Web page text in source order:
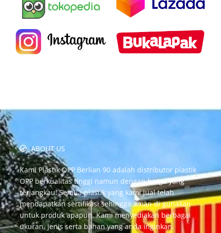
ABOUT US
Kami Plastik OPP Berlian 90 adalah distributor plastik
OPP berkualitas tinggi namun dengan harga yang
terjangkau. Semua plastik yang kami jual telah
mendapatkan sertifikasi sehingga aman di gunakan
untuk produk apapun. Kami menyediakan berbagai
ukuran, jenis serta bahan yang anda inginkan.